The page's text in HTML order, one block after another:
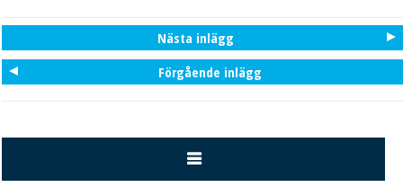
Nästa inlägg
Förgående inlägg